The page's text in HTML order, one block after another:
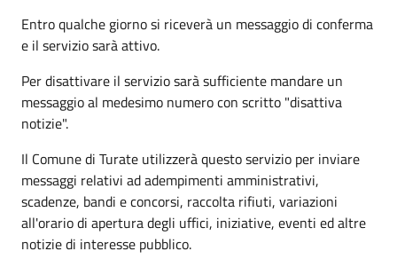
Entro qualche giorno si riceverà un messaggio di conferma
e il servizio sarà attivo.
Per disattivare il servizio sarà sufficiente mandare un
messaggio al medesimo numero con scritto "disattiva
notizie".
Il Comune di Turate utilizzerà questo servizio per inviare
messaggi relativi ad adempimenti amministrativi,
scadenze, bandi e concorsi, raccolta rifiuti, variazioni
all'orario di apertura degli uffici, iniziative, eventi ed altre
notizie di interesse pubblico.